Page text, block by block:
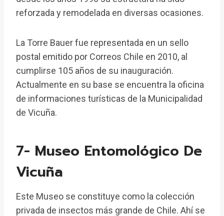
reforzada y remodelada en diversas ocasiones.​
La Torre Bauer fue representada en un sello
postal emitido por Correos Chile en 2010, al
cumplirse 105 años de su inauguración.​
Actualmente en su base se encuentra la oficina
de informaciones turísticas de la Municipalidad
de Vicuña.
7- Museo Entomológico De
Vicuña
Este Museo se constituye como la colección
privada de insectos más grande de Chile. Ahí se